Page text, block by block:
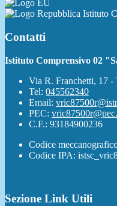
Istituto
Contatti
Istituto Comprensivo 02
Via R. Franchetti, 17 -
Tel: 045562340
Email:
PEC:
C.F.: 93184900236
Codice
Codice IPA:
Sezione Link Utili